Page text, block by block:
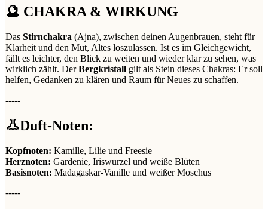
🔮 CHAKRA & WIRKUNG
Das Stirnchakra (Ajna), zwischen deinen Augenbrauen, steht für
Klarheit und den Mut, Altes loszulassen. Ist es im Gleichgewicht,
fällt es leichter, den Blick zu weiten und wieder klar zu sehen, was
wirklich zählt. DerBergkristall gilt als Stein dieses Chakras: Er soll
helfen, Gedanken zu klären und Raum für Neues zu schaffen.
-----
👃Duft-Noten:
Kopfnoten: Kamille, Lilie und Freesie
Herznoten: Gardenie, Iriswurzel und weiße Blüten
Basisnoten: Madagaskar-Vanille und weißer Moschus
-----